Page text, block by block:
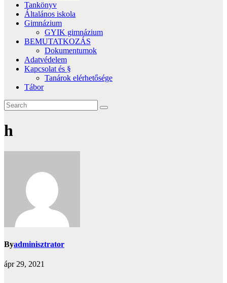
Tankönyv
Általános iskola
Gimnázium
GYIK gimnázium
BEMUTATKOZÁS
Dokumentumok
Adatvédelem
Kapcsolat és §
Tanárok elérhetősége
Tábor
h
Byadminisztrator
ápr 29, 2021